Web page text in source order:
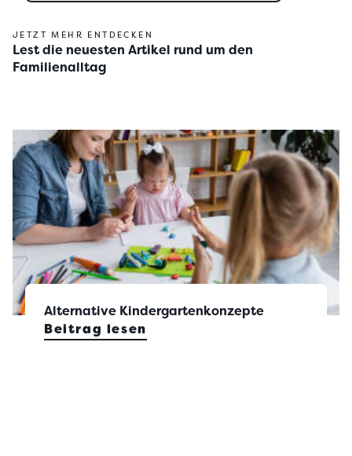
JETZT MEHR ENTDECKEN
Lest die neuesten Artikel rund um den
Familienalltag
Alternative Kindergartenkonzepte
Beitrag lesen